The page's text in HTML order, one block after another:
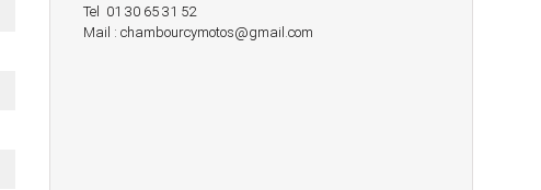
Tel 01 30 65 31 52
Mail : chambourcymotos@gmail.com